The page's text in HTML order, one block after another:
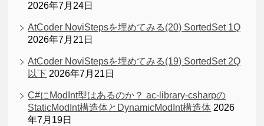
2026年7月24日
AtCoder NoviStepsを埋めてみる(20) SortedSet 1Q
2026年7月21日
AtCoder NoviStepsを埋めてみる(19) SortedSet 2Q
以下 2026年7月21日
C#にModInt型はあるのか？ ac-library-csharpの
StaticModInt構造体とDynamicModInt構造体 2026
年7月19日